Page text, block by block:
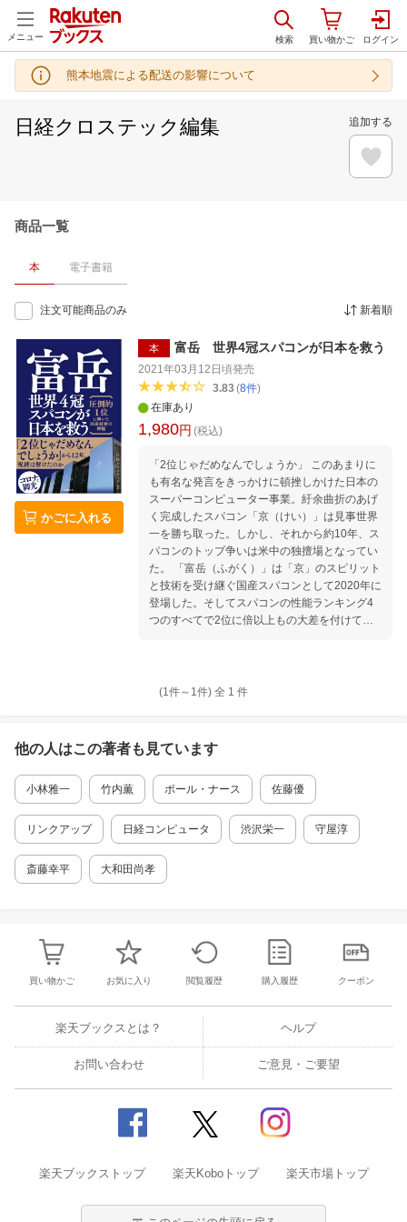
メニュー
熊本地震による配送の影響について
日経クロステック編集 追加する
商品一覧
本 電子書籍
注文可能商品のみ 新着順
かごに入れる
本 富岳 世界4冠スパコンが日本を救う
2021年03月12日頃発売
3.83(8件)
在庫あり
1,980円 (税込)
「2位じゃだめなんでしょうか」 このあまりに
も有名な発言をきっかけに頓挫しかけた日本の
スーパーコンピューター事業。紆余曲折のあげ
く完成したスパコン「京（けい）」は見事世界
一を勝ち取った。しかし、それから約10年、ス
パコンのトップ争いは米中の独擅場となってい
た。 「富岳（ふがく）」は「京」のスピリット
と技術を受け継ぐ国産スパコンとして2020年に
登場した。そしてスパコンの性能ランキング4
つのすべてで2位に倍以上もの大差を付けて圧
激に高まった。特に人工知能の台頭など、計算
ミュレーションで知られるようになったが、本
当の活躍はこれからだ。知られざるスパコンの
世界を本書ではわかりやすく紐解いていく。 第
1章 コロナ禍の「秘密兵器」、富岳登場 第2
もの 第3章 富岳、世界初「スパコン4冠」へ
の軌跡 開発者インタビュー 国家プロジェク
トだから実現できたーー理研・松岡聡センター
長 ベンチマークでの1番にはこだわらないー
ア 第4章 省電力スパコンで世界一、ベンチャ
ー2社の明暗 第5章 量子コンピューターの衝
撃
(1件～ 1件) 全 1 件
他の人はこの著者も見ています
小林雅一 竹内薫 ポール・ナース 佐藤優
リンクアップ 日経コンピュータ 渋沢栄一 守屋淳
斎藤幸平 大和田尚孝
買い物かご お気に入り 閲覧履歴 購入履歴 クーポン
楽天ブックスとは？ ヘルプ
お問い合わせ ご意見・ご要望
楽天ブックストップ 楽天Koboトップ 楽天市場トップ